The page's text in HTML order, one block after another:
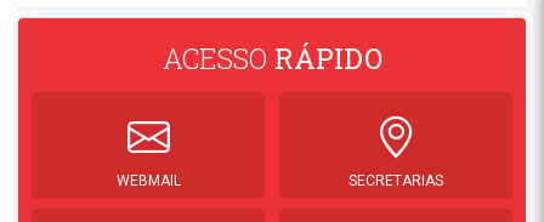
ACESSO RÁPIDO
WEBMAIL SECRETARIAS